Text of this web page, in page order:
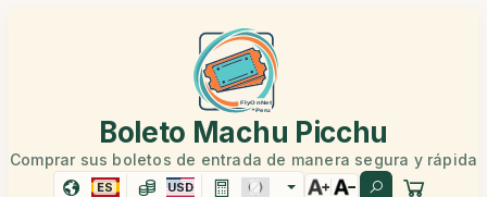
Boleto Machu Picchu
Comprar sus boletos de entrada de manera segura y rápida
ES USD